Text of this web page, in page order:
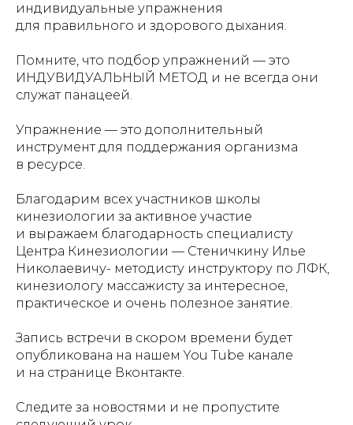
индивидуальные упражнения
для правильного и здорового дыхания.
Помните, что подбор упражнений — это
ИНДУВИДУАЛЬНЫЙ МЕТОД и не всегда они
служат панацеей.
Упражнение — это дополнительный
инструмент для поддержания организма
в ресурсе.
Благодарим всех участников школы
кинезиологии за активное участие
и выражаем благодарность специалисту
Центра Кинезиологии — Стеничкину Илье
Николаевичу- методисту инструктору по ЛФК,
кинезиологу массажисту за интересное,
практическое и очень полезное занятие.
Запись встречи в скором времени будет
опубликована на нашем You Tube канале
и на странице Вконтакте.
Следите за новостями и не пропустите